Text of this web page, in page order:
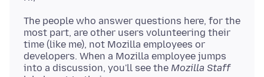
The people who answer questions here, for the
most part, are other users volunteering their
time (like me), not Mozilla employees or
developers. When a Mozilla employee jumps
into a discussion, you'll see the Mozilla Staff